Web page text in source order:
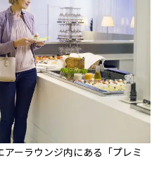
アーラウンジ内にある「プレミ